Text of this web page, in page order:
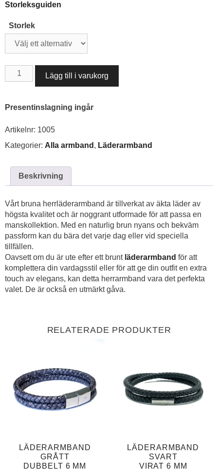
Storleksguiden
Storlek
LÄDERARMBAND
BRUNT12×6
Lägg till i varukorg
Presentinslagning ingår
Artikelnr: 1005
Kategorier: Alla armband , Läderarmband
Beskrivning
Vårt bruna herrläderarmband är tillverkat av äkta läder av
högsta kvalitet och är noggrant utformade för att passa en
manskollektion. Med en naturlig brun nyans och bekväm
passform kan du bära det varje dag eller vid speciella
tillfällen.
Oavsett om du är ute efter ett brunt läderarmband för att
komplettera din vardagsstil eller för att ge din outfit en extra
touch av elegans, kan detta herrarmband vara det perfekta
valet. De är också en utmärkt gåva.
RELATERADE PRODUKTER
LÄDERARMBAND
GRÅTT
DUBBELT 6 MM
LÄDERARMBAND
SVART
VIRAT 6 MM